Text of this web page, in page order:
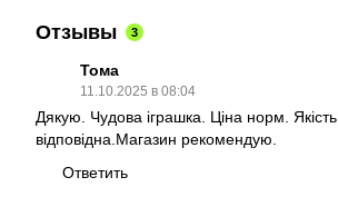
Отзывы 3
Тома
11.10.2025 в 08:04
Дякую. Чудова іграшка. Ціна норм. Якість
відповідна.Магазин рекомендую.
Ответить